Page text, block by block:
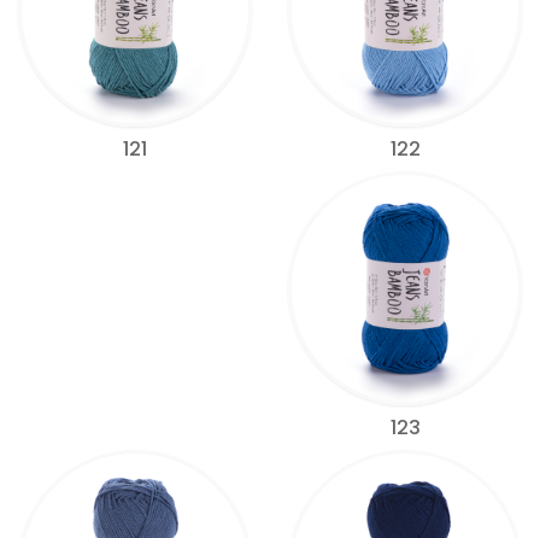
121 122
123